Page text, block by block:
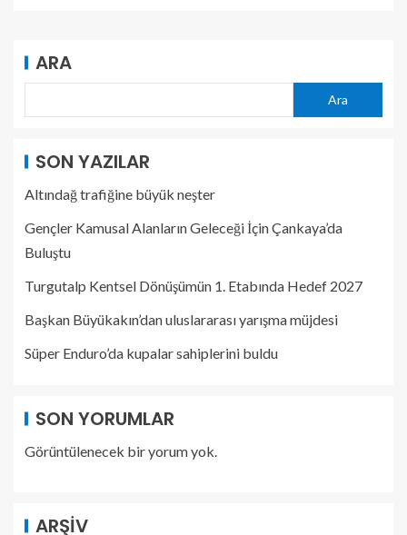
ARA
Ara
SON YAZILAR
Altındağ trafiğine büyük neşter
Gençler Kamusal Alanların Geleceği İçin Çankaya’da
Buluştu
Turgutalp Kentsel Dönüşümün 1. Etabında Hedef 2027
Başkan Büyükakın’dan uluslararası yarışma müjdesi
Süper Enduro’da kupalar sahiplerini buldu
SON YORUMLAR
Görüntülenecek bir yorum yok.
ARŞIV